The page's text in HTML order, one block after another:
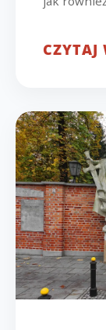
CZYTAJ